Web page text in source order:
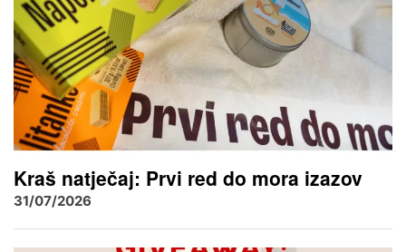
Kraš natječaj: Prvi red do mora izazov
31/07/2026